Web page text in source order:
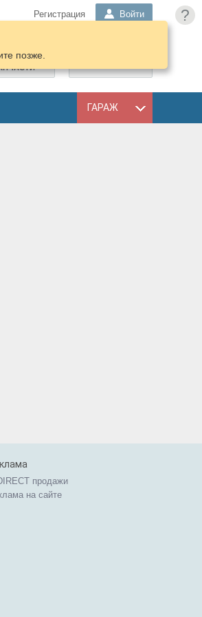
?
Регистрация Войти
ГАРАЖ
позже.
продажи
на сайте